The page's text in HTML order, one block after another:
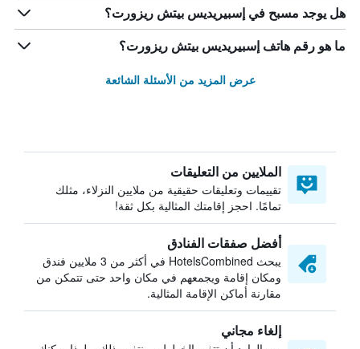
هل يوجد مسبح في إسبيريديس بيتش ريزورت؟
ما هو رقم هاتف إسبيريديس بيتش ريزورت؟
عرض المزيد من الأسئلة الشائعة
الملايين من التعليقات
تقييمات وتعليقات حقيقية من ملايين النزلاء، مثلك
تمامًا. احجز إقامتك المثالية بكل ثقة!
أفضل صفقات الفنادق
يبحث HotelsCombined في أكثر من 3 ملايين فندق
ومكان إقامة ويجمعهم في مكان واحد حتى تتمكن من
مقارنة أماكن الإقامة المثالية.
إلغاء مجاني